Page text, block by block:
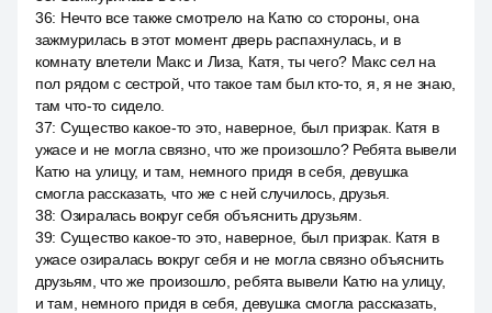
36: Нечто все также смотрело на Катю со стороны, она
зажмурилась в этот момент дверь распахнулась, и в
комнату влетели Макс и Лиза, Катя, ты чего? Макс сел на
пол рядом с сестрой, что такое там был кто-то, я, я не знаю,
там что-то сидело.
37: Существо какое-то это, наверное, был призрак. Катя в
ужасе и не могла связно, что же произошло? Ребята вывели
Катю на улицу, и там, немного придя в себя, девушка
смогла рассказать, что же с ней случилось, друзья.
38: Озиралась вокруг себя объяснить друзьям.
39: Существо какое-то это, наверное, был призрак. Катя в
ужасе озиралась вокруг себя и не могла связно объяснить
друзьям, что же произошло, ребята вывели Катю на улицу,
и там, немного придя в себя, девушка смогла рассказать,